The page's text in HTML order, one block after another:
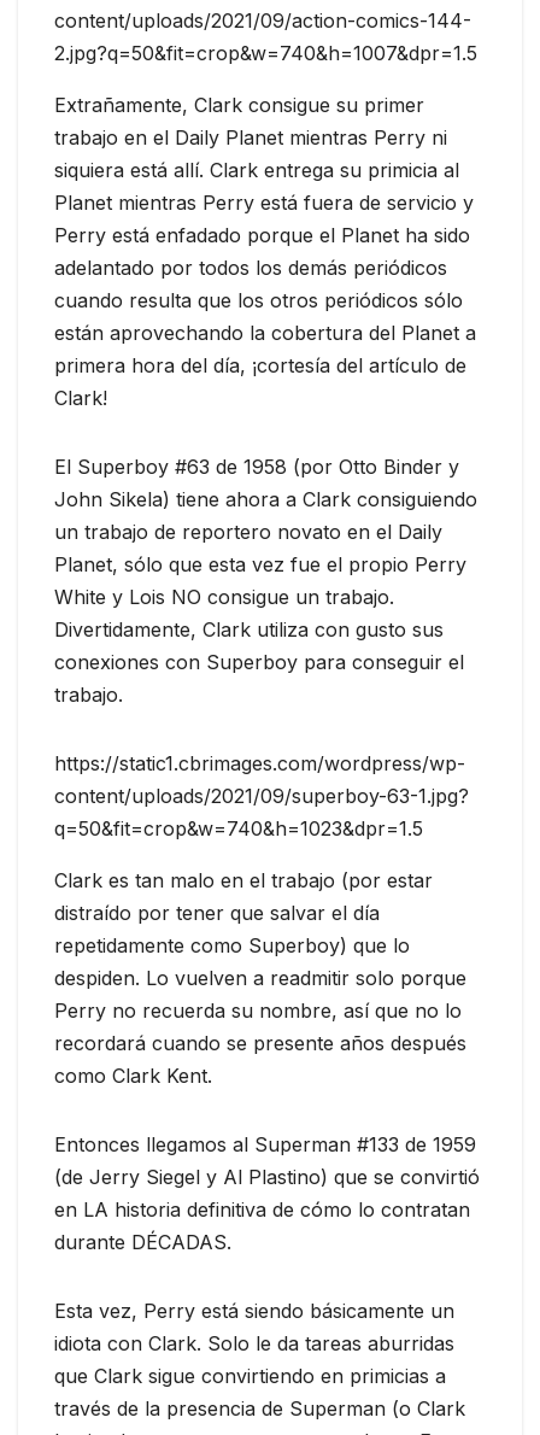
content/uploads/2021/09/action-comics-144-
2.jpg?q=50&fit=crop&w=740&h=1007&dpr=1.5
Extrañamente, Clark consigue su primer
trabajo en el Daily Planet mientras Perry ni
siquiera está allí. Clark entrega su primicia al
Planet mientras Perry está fuera de servicio y
Perry está enfadado porque el Planet ha sido
adelantado por todos los demás periódicos
cuando resulta que los otros periódicos sólo
están aprovechando la cobertura del Planet a
primera hora del día, ¡cortesía del artículo de
Clark!
El Superboy #63 de 1958 (por Otto Binder y
John Sikela) tiene ahora a Clark consiguiendo
un trabajo de reportero novato en el Daily
Planet, sólo que esta vez fue el propio Perry
White y Lois NO consigue un trabajo.
Divertidamente, Clark utiliza con gusto sus
conexiones con Superboy para conseguir el
trabajo.
https://static1.cbrimages.com/wordpress/wp-
content/uploads/2021/09/superboy-63-1.jpg?
q=50&fit=crop&w=740&h=1023&dpr=1.5
Clark es tan malo en el trabajo (por estar
distraído por tener que salvar el día
repetidamente como Superboy) que lo
despiden. Lo vuelven a readmitir solo porque
Perry no recuerda su nombre, así que no lo
recordará cuando se presente años después
como Clark Kent.
Entonces llegamos al Superman #133 de 1959
(de Jerry Siegel y Al Plastino) que se convirtió
en LA historia definitiva de cómo lo contratan
durante DÉCADAS.
Esta vez, Perry está siendo básicamente un
idiota con Clark. Solo le da tareas aburridas
que Clark sigue convirtiendo en primicias a
través de la presencia de Superman (o Clark